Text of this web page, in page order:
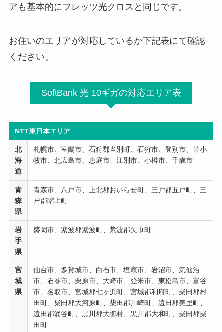
アも基本的にフレッツ光クロスと同じです。
お住いのエリアが対応しているか下記表にて確認
ください。
SoftBank 光 10ギガの対応エリア表
NTT東日本エリア
北
海
道
札幌市、室蘭市、石狩郡当別町、石狩市、登別市、苫小
牧市、北広島市、恵庭市、江別市、小樽市、千歳市
青
森
県
青森市、八戸市、上北郡おいらせ町、三戸郡五戸町、三
戸郡階上町
岩
手
県
盛岡市、紫波郡紫波町、紫波郡矢巾町
宮
城
県
仙台市、多賀城市、白石市、塩竈市、岩沼市、気仙沼
市、石巻市、栗原市、大崎市、登米市、東松島市、富谷
市、名取市、宮城郡七ヶ浜町、宮城郡利府町、柴田郡村
田町、柴田郡大河原町、柴田郡川崎町、遠田郡美里町、
遠田郡涌谷町、黒川郡大衡村、黒川郡大和町、柴田郡柴
田町